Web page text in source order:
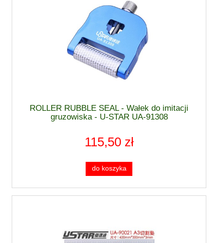
ROLLER RUBBLE SEAL - Wałek do imitacji
gruzowiska - U-STAR UA-91308
115,50 zł
do koszyka